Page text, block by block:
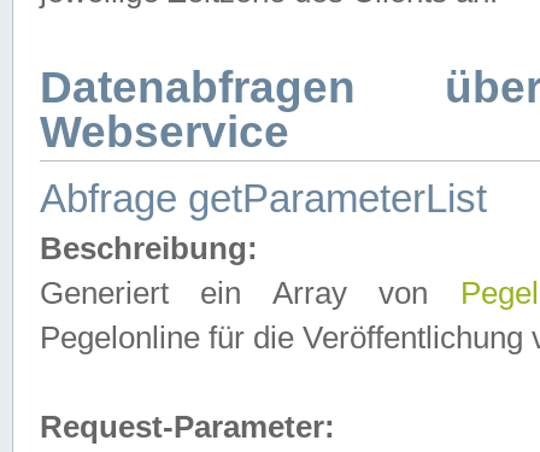
Datenabfragen
Webservice
Abfrage getParameterList
Beschreibung:
Generiert ein Array von
Pegelonline für die Veröffentlichung
Request-Parameter: